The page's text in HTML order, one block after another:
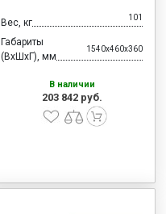
Вес, кг 101
Габариты
(ВхШхГ), мм
1540x460x360
В наличии
203 842 руб.